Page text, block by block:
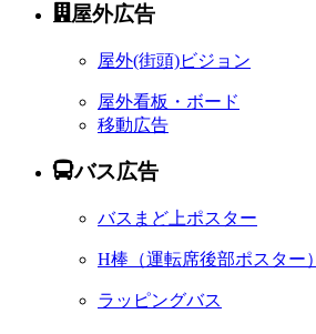
屋外広告
屋外(街頭)ビジョン
屋外看板・ボード
移動広告
バス広告
バスまど上ポスター
H棒 （運転席後部ポスター）
ラッピングバス